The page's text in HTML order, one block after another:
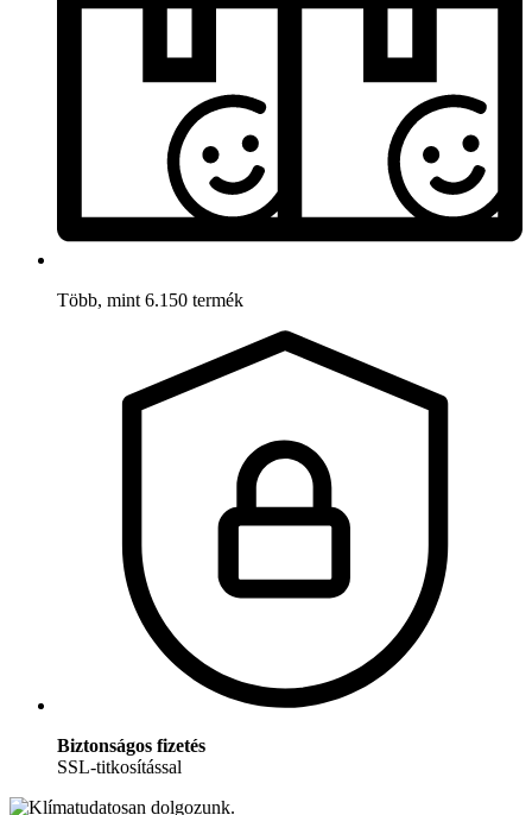
Több, mint 6.150 termék
Biztonságos fizetés
SSL-titkosítással